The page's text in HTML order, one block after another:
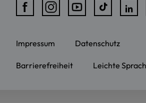
Impressum Datenschutz
Barrierefreiheit Leichte